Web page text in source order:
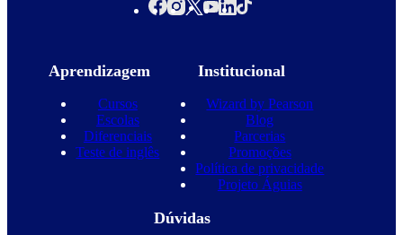
Aprendizagem
Cursos
Escolas
Diferenciais
Teste de inglês
Institucional
Wizard by Pearson
Blog
Parcerias
Promoções
Política de privacidade
Projeto Águias
Dúvidas